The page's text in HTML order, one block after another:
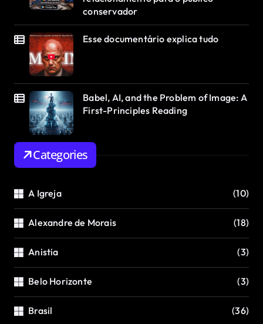
conservador
Esse documentário explica tudo
Babel, AI, and the Problem of Image: A
First-Principles Reading
Categories
A Igreja (10)
Alexandre de Morais (18)
Anistia (3)
Belo Horizonte (3)
Brasil (36)